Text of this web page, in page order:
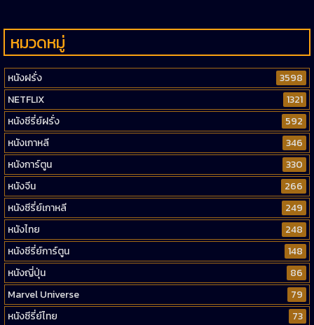
หมวดหมู่
หนังฝรั่ง
3598
NETFLIX
1321
หนังซีรี่ย์ฝรั่ง
592
หนังเกาหลี
346
หนังการ์ตูน
330
หนังจีน
266
หนังซีรี่ย์เกาหลี
249
หนังไทย
248
หนังซีรี่ย์การ์ตูน
148
หนังญี่ปุ่น
86
Marvel Universe
79
หนังซีรี่ย์ไทย
73